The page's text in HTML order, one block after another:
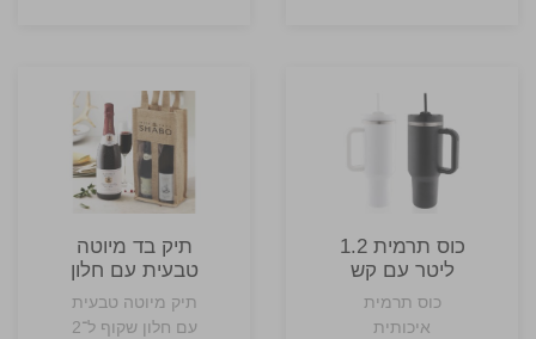
כוס תרמית 1.2
ליטר עם קש
כוס תרמית
איכותית
תיק בד מיוטה
טבעית עם חלון
שקוף ל־2
בקבוקי יין
תיק מיוטה טבעית
עם חלון שקוף ל־2